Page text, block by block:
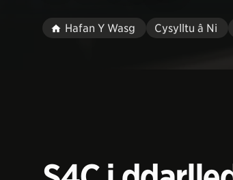
Hafan Y Wasg Cysylltu â Ni